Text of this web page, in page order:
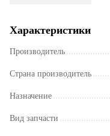
Характеристики
Производитель
Страна производитель
Назначение
Вид запчасти